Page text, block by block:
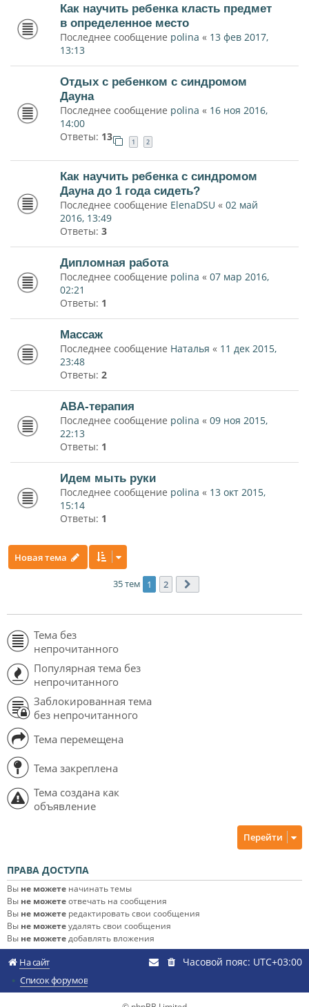
Как научить ребенка класть предмет
в определенное место
Последнее сообщение polina « 13 фев 2017,
13:13
Отдых с ребенком с синдромом
Дауна
Последнее сообщение polina « 16 ноя 2016,
14:00
Ответы: 13 1 2
Как научить ребенка с синдромом
Дауна до 1 года сидеть?
Последнее сообщение ElenaDSU « 02 май
2016, 13:49
Ответы: 3
Дипломная работа
Последнее сообщение polina « 07 мар 2016,
02:21
Ответы: 1
Массаж
Последнее сообщение Наталья « 11 дек 2015,
23:48
Ответы: 2
ABA-терапия
Последнее сообщение polina « 09 ноя 2015,
22:13
Ответы: 1
Идем мыть руки
Последнее сообщение polina « 13 окт 2015,
15:14
Ответы: 1
Новая тема
35 тем 1 2
Тема без
непрочитанного
Популярная тема без
непрочитанного
Заблокированная тема
без непрочитанного
Тема перемещена
Тема закреплена
Тема создана как
объявление
Перейти
ПРАВА ДОСТУПА
Вы не можете начинать темы
Вы не можетеотвечать на сообщения
Вы не можете редактировать свои сообщения
Вы не можетеудалять свои сообщения
Вы не можетедобавлять вложения
На сайт
Список форумов
Часовой пояс: UTC+03:00